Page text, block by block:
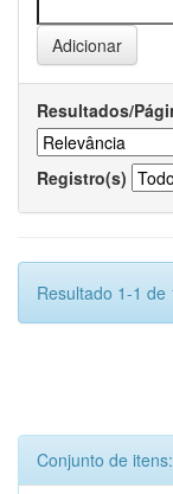
Resultados/
Registro(s)
Resultado 1-1 de
Conjunto de itens: